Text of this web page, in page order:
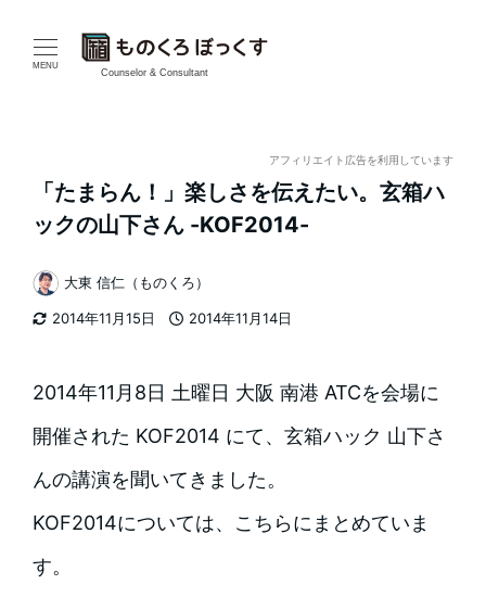
MENU
Counselor & Consultant
アフィリエイト広告を利用しています
「たまらん！」楽しさを伝えたい。玄箱ハ
ックの山下さん -KOF2014-
2014年11月15日
2014年11月14日
著
者
大東 信仁（ものくろ）
2014年11月8日 土曜日 大阪 南港 ATCを会場に
開催された KOF2014 にて、玄箱ハック 山下さ
んの講演を聞いてきました。
KOF2014については、こちらにまとめていま
す。